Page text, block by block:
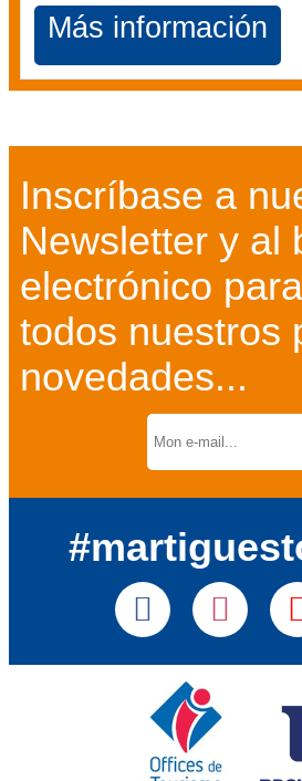
Más información
Inscríbase a
Newsletter y al
electrónico
todos nuestros
novedades...